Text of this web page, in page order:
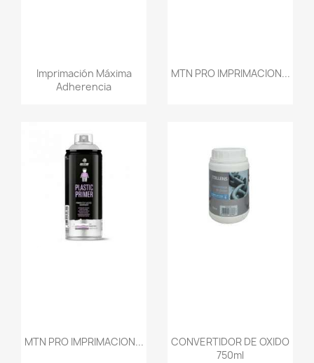
Imprimación Máxima
Adherencia
MTN PRO IMPRIMACION...
MTN PRO IMPRIMACION...
CONVERTIDOR DE OXIDO
750ml